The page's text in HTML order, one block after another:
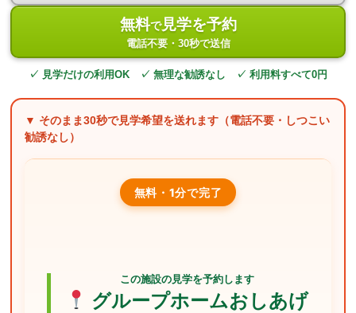
無料で見学を予約
電話不要・30秒で送信
✓ 見学だけの利用OK ✓ 無理な勧誘なし ✓ 利用料すべて0円
▼ そのまま30秒で見学希望を送れます（電話不要・しつこい
勧誘なし）
無料・1分で完了
この施設の見学を予約します
グループホームおしあげ